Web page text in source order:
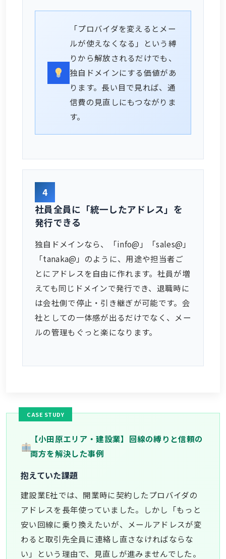
「プロバイダを変えるとメー
ルが使えなくなる」という縛
りから解放されるだけでも、
独自ドメインにする価値があ
ります。長い目で見れば、通
信費の見直しにもつながりま
す。
4
社員全員に「統一したアドレス」を
発行できる
独自ドメインなら、「info@」「sales@」
「tanaka@」のように、用途や担当者ご
とにアドレスを自由に作れます。社員が増
えても同じドメインで発行でき、退職時に
は会社側で停止・引き継ぎが可能です。会
社としての一体感が出るだけでなく、メー
ルの管理もぐっと楽になります。
【小田原エリア・建設業】回線の縛りと信頼の
両方を解決した事例
抱えていた課題
建設業E社では、開業時に契約したプロバイダの
アドレスを長年使っていました。しかし「もっと
安い回線に乗り換えたいが、メールアドレスが変
わると取引先全員に連絡し直さなければならな
い」という理由で、見直しが進みませんでした。